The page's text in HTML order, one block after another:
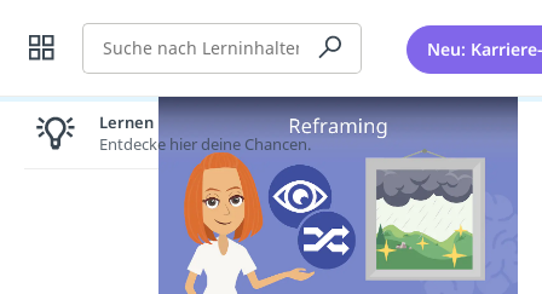
Suche Neu:
Lernen lohnt sich!
Entdecke hier deine Chancen.